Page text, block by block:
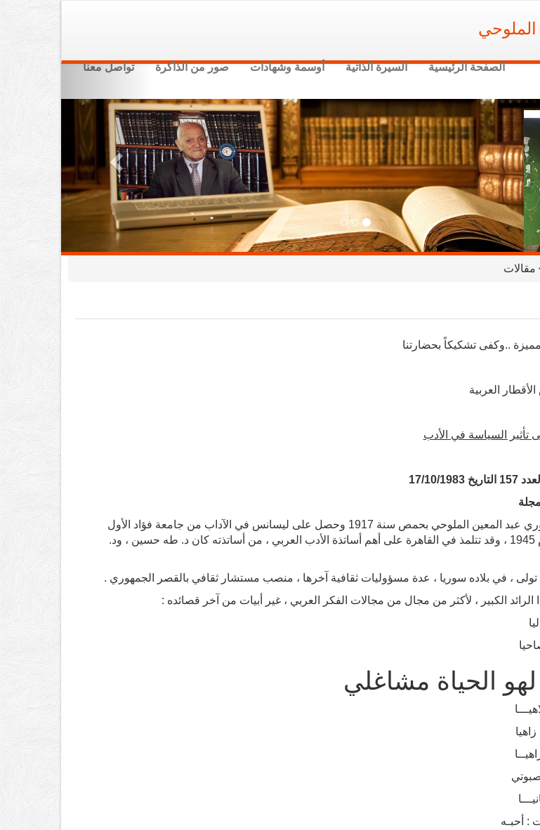
الملوحي
الصفحة الرئيسية السيرة الذاتية أوسمة وشهادات صور من الذاكرة تواصل معنا
Previous
مقالات
..وكفى تشكيكاً بحضارتنا
العربية
تأثير السياسة في الأدب
10/1983
ولد المفكر والشاعر السوري عبد المعين الملوحي بحمص سنة 1917 وحصل على ليسانس في الآداب من جامعة فؤاد الأول
(جامعة القاهرة الآن ) عام 1945 ، وقد تتلمذ في القاهرة على أهم أساتذة الأدب العربي ، من أساتذته كان د. طه حسين ، ود.
تولى ، في بلاده سوريا ، عدة مسؤوليات ثقافية آخرها ، منصب مستشار ثقافي بالقصر الجمهوري .
الكبير ، لأكثر من مجال من مجالات الفكر العربي ، غير أبيات من آخر قصائده :
الحياة مشاغلي
: أحبـه